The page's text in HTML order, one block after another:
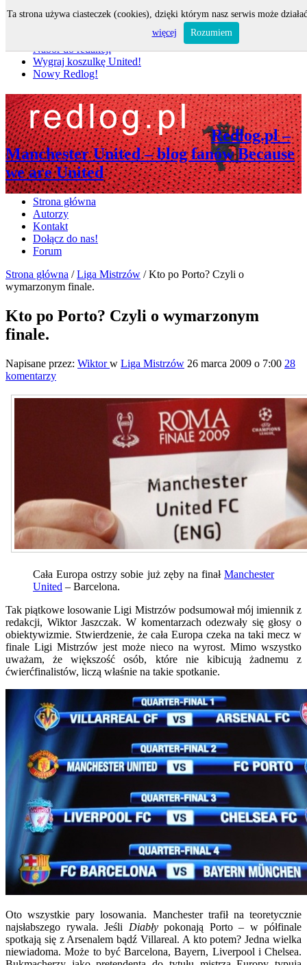
Nabór do redakcji
Wygraj koszulkę United!
Nowy Redlog!
Redlog.pl –
Manchester United – blog fanów Because
we are United
Strona główna
Autorzy
Kontakt
Dołącz do nas!
Forum
Strona główna /Liga Mistrzów /Kto po Porto? Czyli o
wymarzonym finale.
Kto po Porto? Czyli o wymarzonym
finale.
Napisane przez: Wiktorw Liga Mistrzów 26 marca 2009 o 7:00 28
komentarzy
Cała Europa ostrzy sobie już zęby na finał Manchester
United – Barcelona.
Tak piątkowe losowanie Ligi Mistrzów podsumował mój imiennik z
redakcji, Wiktor Jaszczak. W komentarzach odezwały się głosy o
obiektywizmie. Stwierdzenie, że cała Europa czeka na taki mecz w
finale Ligi Mistrzów jest może nieco na wyrost. Mimo wszystko
uważam, że większość osób, które nie kibicują żadnemu z
ćwierćfinalistów, liczą właśnie na takie spotkanie.
Oto wszystkie pary losowania. Manchester trafił na teoretycznie
najsłabszego rywala. Jeśli Diabłypokonają Porto – w półfinale
spotkają się z Arsenalem bądź Villareal. A kto potem? Jedna wielka
niewiadoma. Może to być Barcelona, Bayern, Liverpool i Chelsea.
Ta strona używa ciasteczek (cookies), dzięki którym nasz serwis może
więcej
Rozumiem